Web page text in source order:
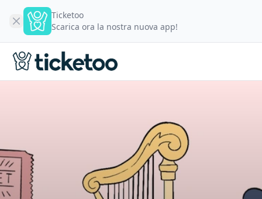
Ticketoo
Scarica ora la nostra nuova app!